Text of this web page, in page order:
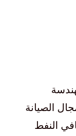
في مجال الصيانة
النفط